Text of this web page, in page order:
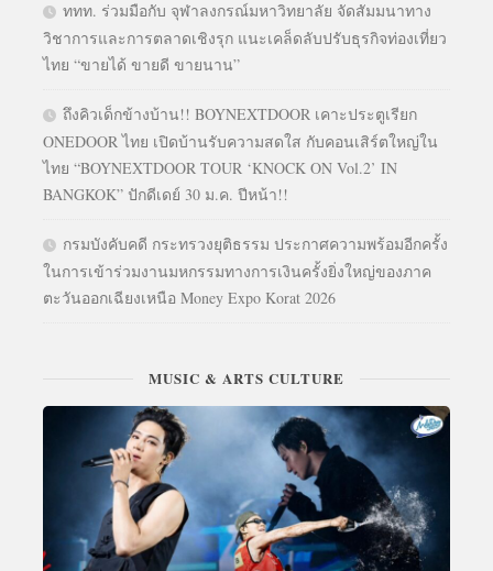
ททท. ร่วมมือกับ จุฬาลงกรณ์มหาวิทยาลัย จัดสัมมนาทาง
วิชาการและการตลาดเชิงรุก แนะเคล็ดลับปรับธุรกิจท่องเที่ยว
ไทย “ขายได้ ขายดี ขายนาน”
ถึงคิวเด็กข้างบ้าน!! BOYNEXTDOOR เคาะประตูเรียก
ONEDOOR ไทย เปิดบ้านรับความสดใส กับคอนเสิร์ตใหญ่ใน
ไทย “BOYNEXTDOOR TOUR ‘KNOCK ON Vol.2’ IN
BANGKOK” ปักดีเดย์ 30 ม.ค. ปีหน้า!!
กรมบังคับคดี กระทรวงยุติธรรม ประกาศความพร้อมอีกครั้ง
ในการเข้าร่วมงานมหกรรมทางการเงินครั้งยิ่งใหญ่ของภาค
ตะวันออกเฉียงเหนือ Money Expo Korat 2026
MUSIC & ARTS CULTURE